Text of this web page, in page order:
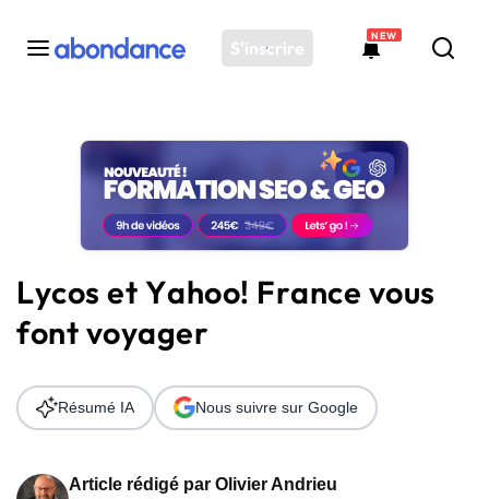
S'inscrire
NEW
Toutes les actus
Actus SEO
Plateforme
Solutions
Ressources
Audit SEO
Lycos et Yahoo! France vous
font voyager
Article rédigé par Olivier Andrieu
Résumé IA Nous suivre sur Google